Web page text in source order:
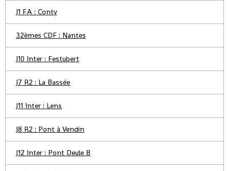
J1 FA : Conty
32èmes CDF : Nantes
J10 Inter : Festubert
J7 R2 : La Bassée
J11 Inter : Lens
J8 R2 : Pont à Vendin
J12 Inter : Pont Deule B